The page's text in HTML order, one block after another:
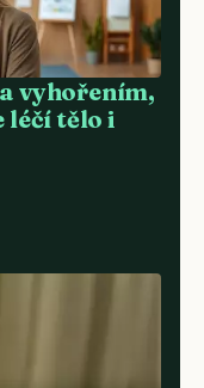
vyhořením,
léčí tělo i